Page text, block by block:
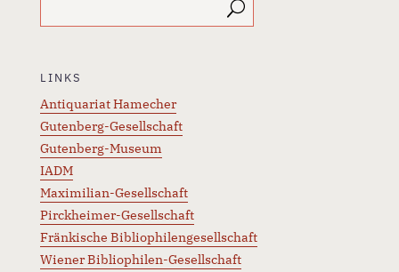
LINKS
Antiquariat Hamecher
Gutenberg-Gesellschaft
Gutenberg-Museum
IADM
Maximilian-Gesellschaft
Pirckheimer-Gesellschaft
Fränkische Bibliophilengesellschaft
Wiener Bibliophilen-Gesellschaft